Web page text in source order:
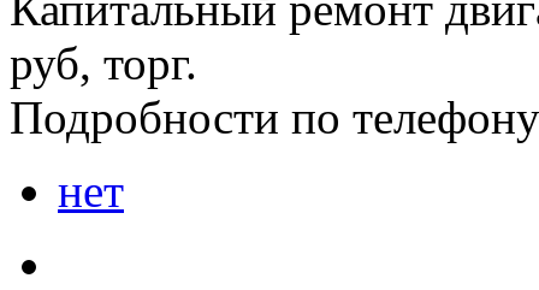
руб, торг.
Подробности по
нет